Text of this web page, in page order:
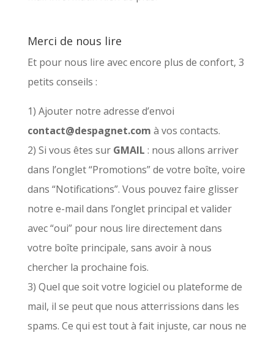
Merci de nous lire
Et pour nous lire avec encore plus de confort, 3
petits conseils :
1) Ajouter notre adresse d’envoi
contact@despagnet.com à vos contacts.
2) Si vous êtes sur GMAIL : nous allons arriver
dans l’onglet “Promotions” de votre boîte, voire
dans “Notifications”. Vous pouvez faire glisser
notre e-mail dans l’onglet principal et valider
avec “oui” pour nous lire directement dans
votre boîte principale, sans avoir à nous
chercher la prochaine fois.
3) Quel que soit votre logiciel ou plateforme de
mail, il se peut que nous atterrissions dans les
spams. Ce qui est tout à fait injuste, car nous ne